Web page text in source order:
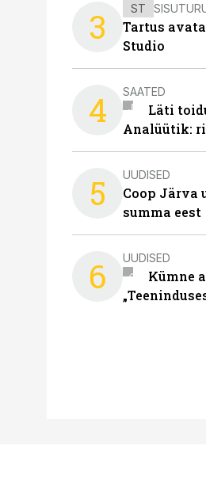
3 ST
Tartus
Studio
4 SAATED
Läti
Analüütik:
5 UUDISED
Coop Järva
summa eest
6 UUDISED
Kümne